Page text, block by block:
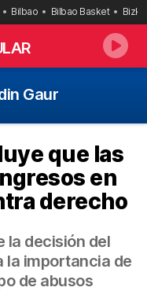
Bilbao Bilbao Basket
Gaur
que las
en
derecho
la decisión del
la importancia de
de abusos